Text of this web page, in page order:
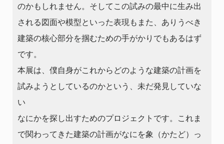
のかもしれません。そしてこの試みの最中に生み出
される図面や模型といった表現もまた、ありうべき
建築の核心部分を掴むための手がかりでもあるはず
です。
本展は、僕自身がこれからどのような建築の計画を
試みようとしているのかという、未だ発見していな
い
なにかを探し出すためのプロジェクトです。これま
で関わってきた建築の計画がなにを象（かたど）っ